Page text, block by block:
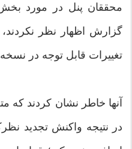
محققان پنل در مورد
گزارش اظهار نظر
تغییرات قابل توجه در نسخه
آنها خاطر نشان کردند که
در نتیجه واکنش تجدید